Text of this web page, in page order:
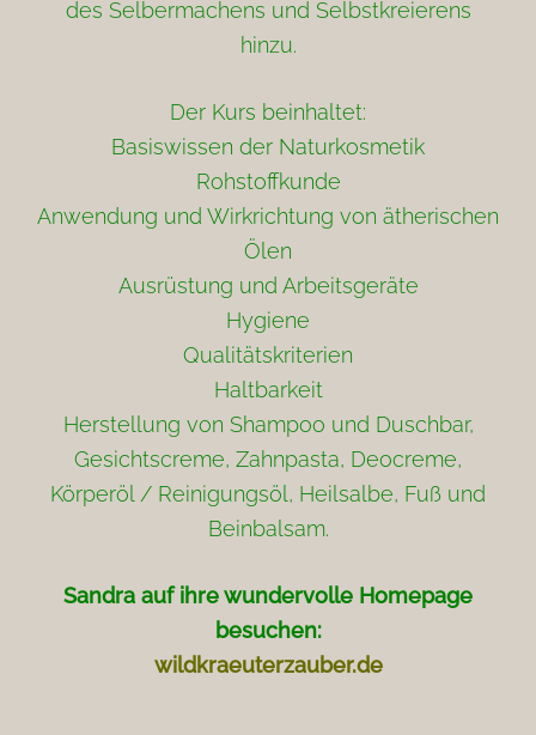
des Selbermachens und Selbstkreierens
hinzu.
Der Kurs beinhaltet:
Basiswissen der Naturkosmetik
Rohstoffkunde
Anwendung und Wirkrichtung von ätherischen
Ölen
Ausrüstung und Arbeitsgeräte
Hygiene
Qualitätskriterien
Haltbarkeit
Herstellung von Shampoo und Duschbar,
Gesichtscreme, Zahnpasta, Deocreme,
Körperöl / Reinigungsöl, Heilsalbe, Fuß und
Beinbalsam.
Sandra auf ihre wundervolle Homepage
besuchen:
wildkraeuterzauber.de